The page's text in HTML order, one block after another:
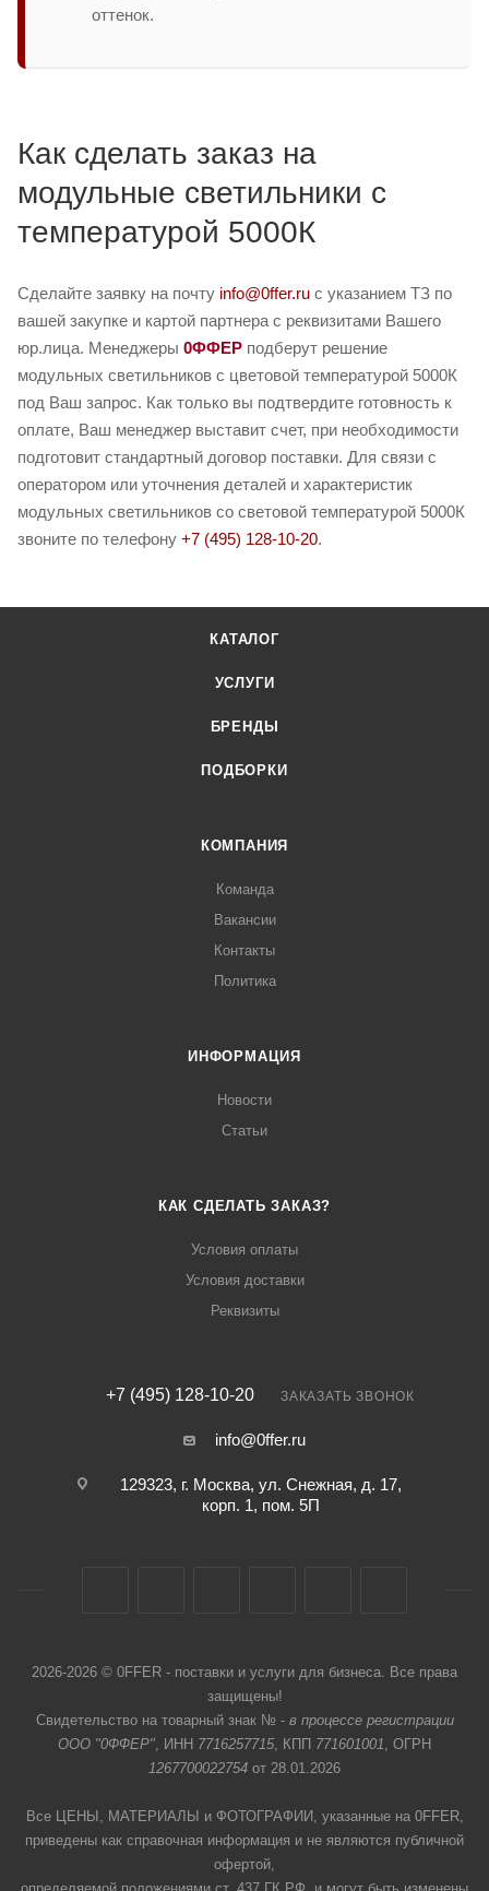
оттенок.
Как сделать заказ на
модульные светильники с
температурой 5000К
Сделайте заявку на почту info@0ffer.ru с указанием ТЗ по
вашей закупке и картой партнера с реквизитами Вашего
юр.лица. Менеджеры 0ФФЕР подберут решение
модульных светильников с цветовой температурой 5000К
под Ваш запрос. Как только вы подтвердите готовность к
оплате, Ваш менеджер выставит счет, при необходимости
подготовит стандартный договор поставки. Для связи с
оператором или уточнения деталей и характеристик
модульных светильников со световой температурой 5000К
звоните по телефону +7 (495) 128-10-20.
КАТАЛОГ
УСЛУГИ
БРЕНДЫ
ПОДБОРКИ
КОМПАНИЯ
Команда
Вакансии
Контакты
Политика
ИНФОРМАЦИЯ
Новости
Статьи
КАК СДЕЛАТЬ ЗАКАЗ?
Условия оплаты
Условия доставки
Реквизиты
+7 (495) 128-10-20 ЗАКАЗАТЬ ЗВОНОК
info@0ffer.ru
129323, г. Москва, ул. Снежная, д. 17,
корп. 1, пом. 5П
2026-2026 © 0FFER - поставки и услуги для бизнеса. Все права
защищены!
Свидетельство на товарный знак № - в процессе регистрации
ООО "0ФФЕР", ИНН 7716257715, КПП 771601001, ОГРН
1267700022754 от 28.01.2026
Все ЦЕНЫ, МАТЕРИАЛЫ и ФОТОГРАФИИ, указанные на 0FFER,
приведены как справочная информация и не являются публичной
офертой,